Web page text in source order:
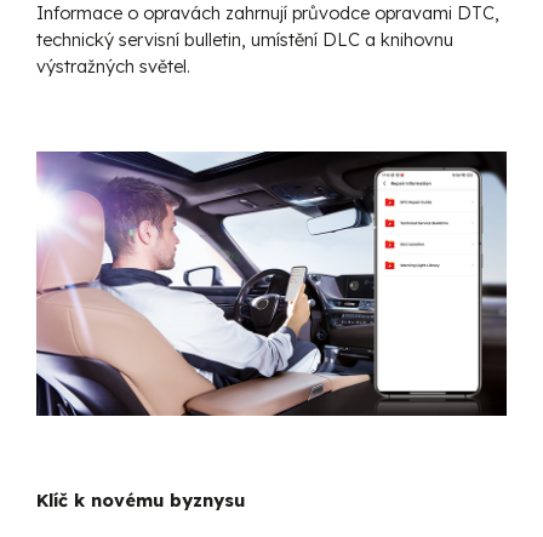
Informace o opravách zahrnují průvodce opravami DTC,
technický servisní bulletin, umístění DLC a knihovnu
výstražných světel.
Klíč k novému byznysu